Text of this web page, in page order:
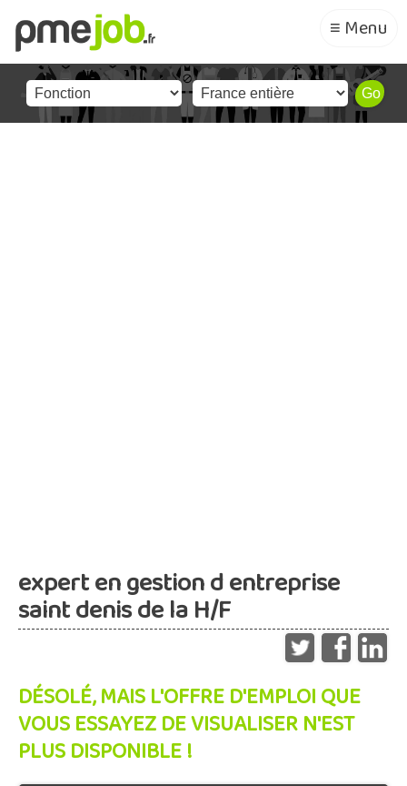
≡ Menu
expert en gestion d entreprise
saint denis de la H/F
DÉSOLÉ, MAIS L'OFFRE D'EMPLOI QUE
VOUS ESSAYEZ DE VISUALISER N'EST
PLUS DISPONIBLE !